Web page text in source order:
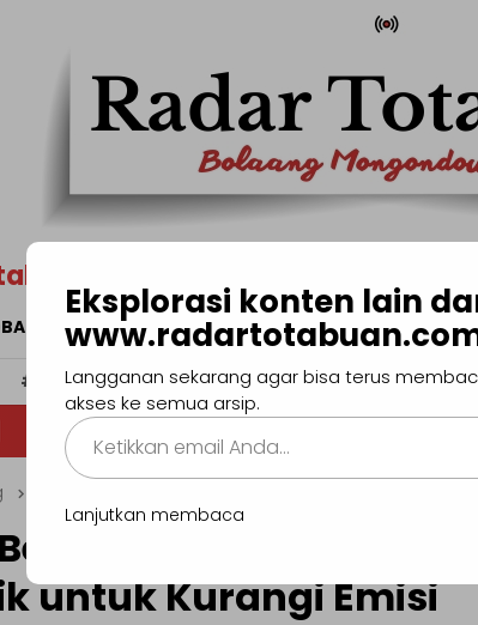
BOLMONG BOLTIM BOLSEL BOLMUT
#Religi #Pendidikan #Hiburan #Sport
J Resources,
untuk Kurangi Emisi
Eksplorasi konten lain
Langganan sekarang agar bisa terus
akses ke semua arsip.
Ketikkan
email
Anda...
Lanjutkan membaca